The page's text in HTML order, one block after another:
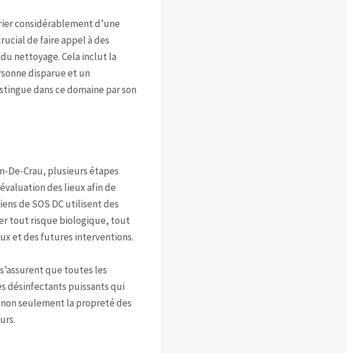
considérablement d’une
de faire appel à des
nettoyage. Cela inclut la
disparue et un
dans ce domaine par son
De-Crau, plusieurs étapes
des lieux afin de
de SOS DC utilisent des
tout risque biologique, tout
et des futures interventions.
que toutes les
désinfectants puissants qui
seulement la propreté des